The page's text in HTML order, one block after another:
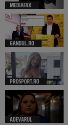
MEDIAFAX
GANDUL.RO
PROSPORT.RO
ADEVARUL